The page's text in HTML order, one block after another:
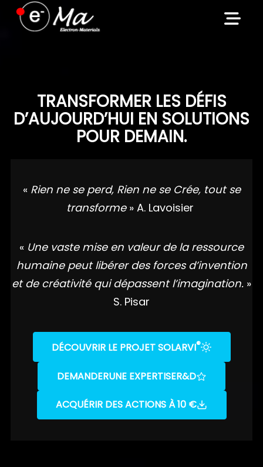
Skip
TRANSFORMER LES DÉFIS
D’AUJOURD’HUI EN SOLUTIONS
POUR DEMAIN.
« Rien ne se perd, Rien ne se Crée, tout se
transforme » A. Lavoisier
« Une vaste mise en valeur de la ressource
humaine peut libérer des forces d’invention
et de créativité qui dépassent l’imagination. »
S. Pisar
DÉCOUVRIR LE PROJET SOLARVI®
DEMANDERUNE EXPERTISER&D
ACQUÉRIR DES ACTIONS À 10 €